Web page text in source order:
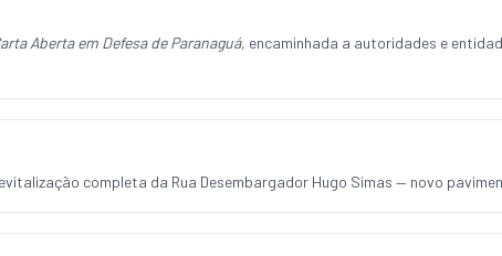
Aberta em Defesa de Paranaguá, encaminhada a autoridades e
completa da Rua Desembargador Hugo Simas — novo